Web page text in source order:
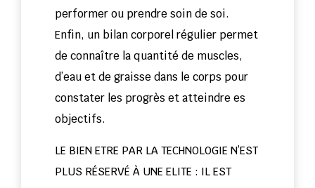
performer ou prendre soin de soi.
Enfin, un bilan corporel régulier permet
de connaître la quantité de muscles,
d’eau et de graisse dans le corps pour
constater les progrès et atteindre es
objectifs.
LE BIEN ETRE PAR LA TECHNOLOGIE N’EST
PLUS RÉSERVÉ À UNE ELITE : IL EST